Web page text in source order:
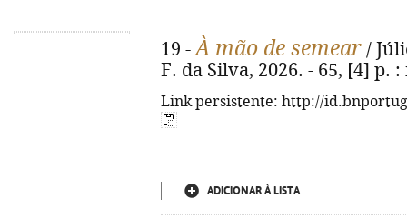
19 -À mão de semear /
F. da Silva, 2026. - 65, [4] p.
Link persistente: http://
ADICIONAR À LISTA